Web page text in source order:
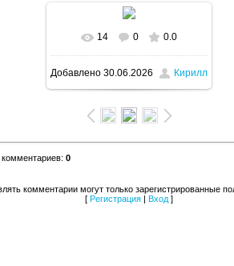
В реальном размере
1600x1067/ 426.3Kb
14 0 0.0
Добавлено 30.06.2026 Кирилл
комментариев: 0
комментарии могут только зарегистрированные
[ Регистрация Вход ]